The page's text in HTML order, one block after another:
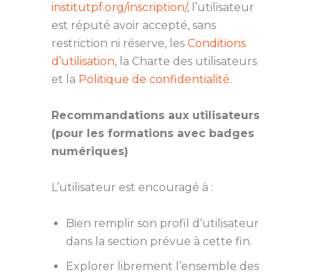
institutpf.org/inscription/, l’utilisateur
est réputé avoir accepté, sans
restriction ni réserve, les Conditions
d’utilisation, la Charte des utilisateurs
et la Politique de confidentialité.
Recommandations aux utilisateurs
(pour les formations avec badges
numériques)
L’utilisateur est encouragé à :
Bien remplir son profil d’utilisateur
dans la section prévue à cette fin.
Explorer librement l’ensemble des